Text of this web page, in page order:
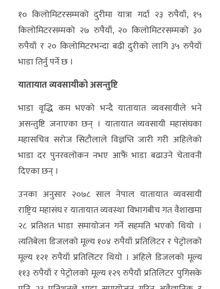
१० किलोमिटरसम्मको दुरीमा यात्रा गर्दा २३ रुपैयाँ, १५
किलोमिटरसम्मको २७ रुपैयाँ, २० किलोमिटरसम्मको ३०
रुपैयाँ र २० किलोमिटरभन्दा बढी दुरीको लागि ३५ रुपैयाँ
भाडा तिर्नु पर्ने छ ।
यातायात व्यवसायीको असन्तुष्टि
भाडा वृद्धि कम भएको भन्दै यातायात व्यवसायीले भने
असन्तुष्टि जनाएका छन् । यातायात व्यवसायी महासंघका
महासचिव सरोज सिटौलाले विज्ञप्ति जारी गरी अहिलेको
भाडा दर पुनरवलोकन नभए आफैं भाडा बढाउने चेतावनी
दिएका छन् ।
उनका अनुसार २०७८ साल नेपाल यातायात व्यवसायी
राष्ट्रिय महासंघ र यातायात व्यवस्था विभागबीच गत वैशाखमा
२८ प्रतिशत भाडा समायोजन गर्ने सहमति भएको थियो ।
त्यतिबेला डिजलको मूल्य १०४ रुपैयाँ प्रतिलिटर र पेट्रोलको
मूल्य १२१ रुपैयाँ प्रतिलिटर थियो । अहिले डिजलको मूल्य
११३ रुपैयाँ र पेट्रोलको मूल्य १२९ रुपैयाँ प्रतिलिटर पुगिसके